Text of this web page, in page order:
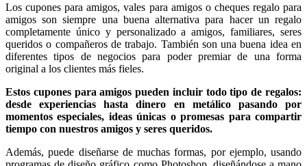
Los cupones para amigos, vales para amigos o cheques regalo para
amigos son siempre una buena alternativa para hacer un regalo
completamente único y personalizado a amigos, familiares, seres
queridos o compañeros de trabajo. También son una buena idea en
diferentes tipos de negocios para poder premiar de una forma
original a los clientes más fieles.
Estos cupones para amigos pueden incluir todo tipo de regalos:
desde experiencias hasta dinero en metálico pasando por
momentos especiales, ideas únicas o promesas para compartir
tiempo con nuestros amigos y seres queridos.
Además, puede diseñarse de muchas formas, por ejemplo, usando